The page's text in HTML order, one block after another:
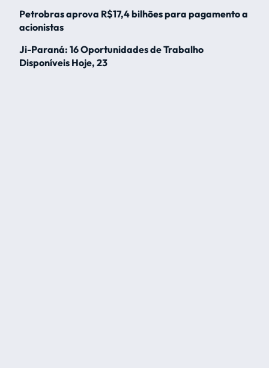
Petrobras aprova R$17,4 bilhões para pagamento a
acionistas
Ji-Paraná: 16 Oportunidades de Trabalho
Disponíveis Hoje, 23